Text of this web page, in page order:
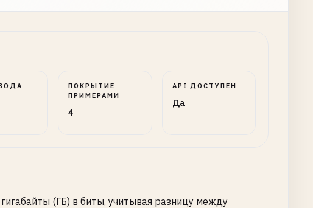
ПОКРЫТИЕ
ПРИМЕРАМИ
4
API ДОСТУПЕН
Да
(ГБ) в биты, учитывая разницу между